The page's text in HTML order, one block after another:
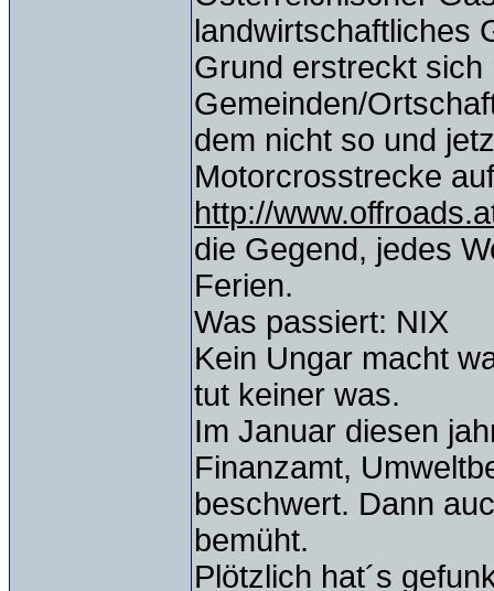
landwirtschaftliches
Grund erstreckt
Gemeinden/
dem nicht so und
Motorcrosstrecke
http://
die Gegend, jedes
Ferien.
Was passiert: NIX
Kein Ungar macht
tut keiner was.
Im Januar diesen
Finanzamt,
beschwert. Dann
bemüht.
Plötzlich hat´s